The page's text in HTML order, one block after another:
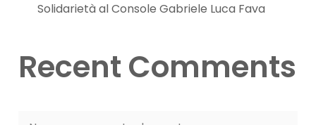
Solidarietà al Console Gabriele Luca Fava
Recent Comments